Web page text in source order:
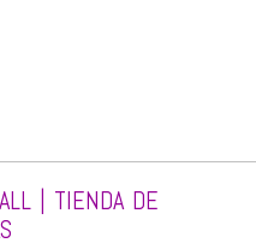
| TIENDA DE